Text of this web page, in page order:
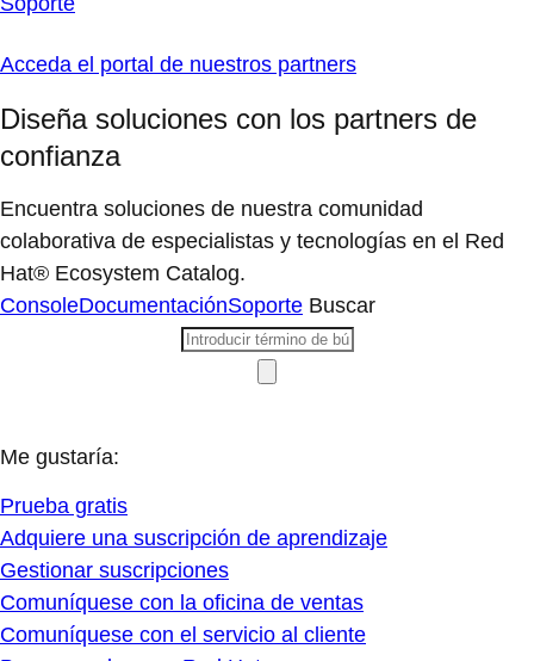
Acceda el portal de nuestros partners
Diseña soluciones con los partners de
confianza
Encuentra soluciones de nuestra comunidad
colaborativa de especialistas y tecnologías en el Red
Hat® Ecosystem Catalog.
ConsoleDocumentaciónSoporte Buscar
Me gustaría:
Prueba gratis
Adquiere una suscripción de aprendizaje
Gestionar suscripciones
Comuníquese con la oficina de ventas
Comuníquese con el servicio al cliente